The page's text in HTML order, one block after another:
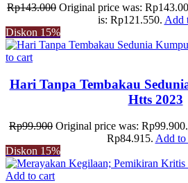
Rp143.000 Original price was:
is: Rp121.550. Add
Diskon 15%
to cart
Hari Tanpa Tembakau
Htts 2023
Rp99.900 Original price was: Rp99.900.
Rp84.915. Add to
Diskon 15%
Add to cart